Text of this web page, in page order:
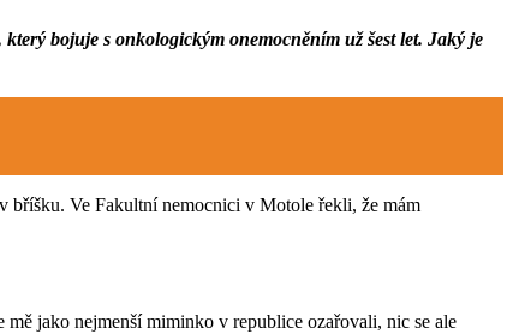
bojuje s onkologickým onemocněním už šest let. Jaký je
bříšku. Ve Fakultní nemocnici v Motole řekli, že mám
jako nejmenší miminko v republice ozařovali, nic se ale